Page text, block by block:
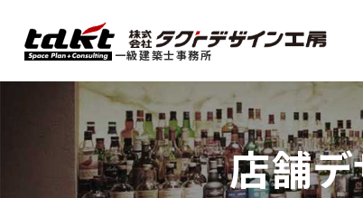
一級建築士事務所
店舗デ